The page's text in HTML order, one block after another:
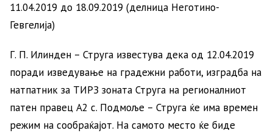
11.04.2019 до 18.09.2019 (делница Неготино-
Гевгелија)
Г. П. Илинден – Струга известува дека од 12.04.2019
поради изведување на градежни работи, изградба на
натпатник за ТИРЗ зоната Струга на регионалниот
патен правец А2 с. Подмоље – Струга ќе има времен
режим на сообраќајот. На самото место ќе биде